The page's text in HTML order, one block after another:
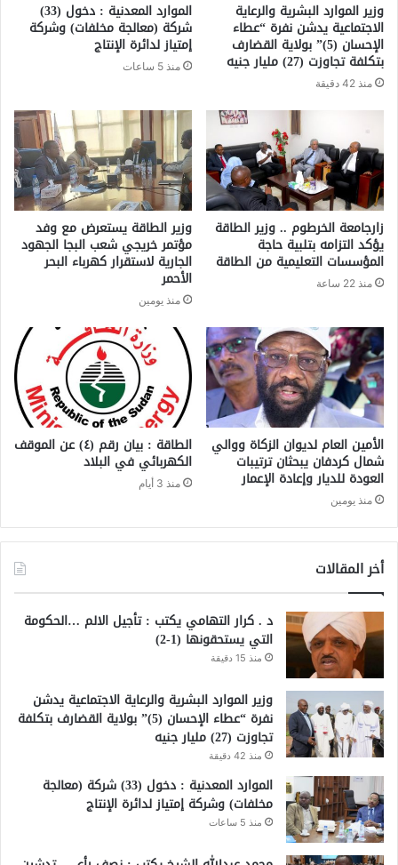
وزير الموارد البشرية والرعاية
الاجتماعية يدشن نفرة “عطاء
الإحسان (5)” بولاية القضارف
بتكلفة تجاوزت (27) مليار جنيه
منذ 42 دقيقة
الموارد المعدنية : دخول (33)
شركة (معالجة مخلفات) وشركة
إمتياز لدائرة الإنتاج
منذ 5 ساعات
زارجامعة الخرطوم .. وزير الطاقة
يؤكد التزامه بتلبية حاجة
المؤسسات التعليمية من الطاقة
منذ 22 ساعة
وزير الطاقة يستعرض مع وفد
مؤتمر خريجي شعب البجا الجهود
الجارية لاستقرار كهرباء البحر
الأحمر
منذ يومين
الأمين العام لديوان الزكاة ووالي
شمال كردفان يبحثان ترتيبات
العودة للديار وإعادة الإعمار
منذ يومين
الطاقة : بيان رقم (٤) ​عن الموقف
الكهربائي في البلاد
منذ 3 أيام
أخر المقالات
د . كرار التهامي يكتب : تأجيل الالم …الحكومة
التي يستحقونها (1-2)
منذ 15 دقيقة
وزير الموارد البشرية والرعاية الاجتماعية يدشن
نفرة “عطاء الإحسان (5)” بولاية القضارف بتكلفة
تجاوزت (27) مليار جنيه
منذ 42 دقيقة
الموارد المعدنية : دخول (33) شركة (معالجة
مخلفات) وشركة إمتياز لدائرة الإنتاج
منذ 5 ساعات